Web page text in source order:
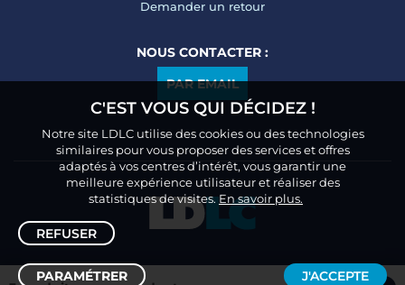
Demander un retour
NOUS CONTACTER :
PAR EMAIL
C'EST VOUS QUI DÉCIDEZ !
Notre site LDLC utilise des cookies ou des technologies
similaires pour vous proposer des services et offres
adaptés à vos centres d’intérêt, vous garantir une
meilleure expérience utilisateur et réaliser des
statistiques de visites.En savoir plus.
REFUSER
PARAMÉTRER J'ACCEPTE